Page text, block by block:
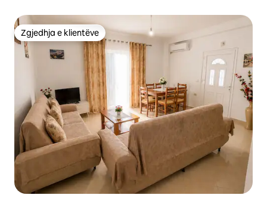
Zgjedhja e klientëve
Zgjedhja e klientëve